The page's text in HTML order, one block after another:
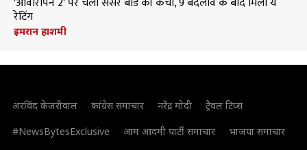
रेटिंग
इमरान हाशमी
अरविंद केजरीवाल कांग्रेस समाचार नरेंद्र मोदी
ट्रैवल टिप्स
#NewsBytesExclusive
आम आदमी पार्टी समाचार
भाजपा समाचार